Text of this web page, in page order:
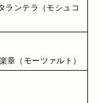
ランテラ（モシュコ
章（モーツァルト）